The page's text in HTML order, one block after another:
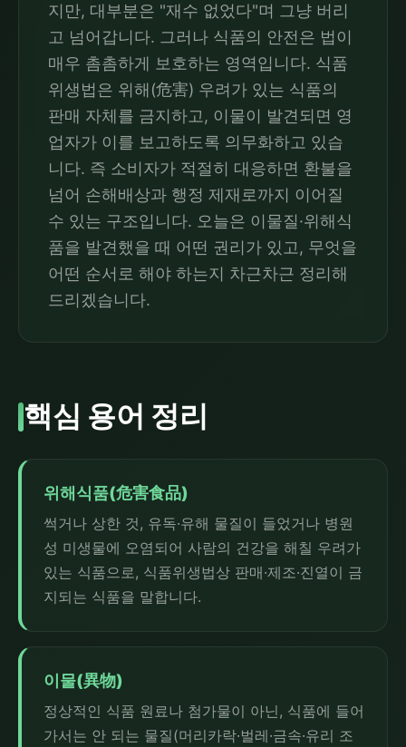
지만, 대부분은 "재수 없었다"며 그냥 버리
고 넘어갑니다. 그러나 식품의 안전은 법이
매우 촘촘하게 보호하는 영역입니다. 식품
위생법은 위해(危害) 우려가 있는 식품의
판매 자체를 금지하고, 이물이 발견되면 영
업자가 이를 보고하도록 의무화하고 있습
니다. 즉 소비자가 적절히 대응하면 환불을
넘어 손해배상과 행정 제재로까지 이어질
수 있는 구조입니다. 오늘은 이물질·위해식
품을 발견했을 때 어떤 권리가 있고, 무엇을
어떤 순서로 해야 하는지 차근차근 정리해
드리겠습니다.
핵심 용어 정리
위해식품(危害食品)
썩거나 상한 것, 유독·유해 물질이 들었거나 병원
성 미생물에 오염되어 사람의 건강을 해칠 우려가
있는 식품으로, 식품위생법상 판매·제조·진열이 금
지되는 식품을 말합니다.
이물(異物)
정상적인 식품 원료나 첨가물이 아닌, 식품에 들어
가서는 안 되는 물질(머리카락·벌레·금속·유리 조